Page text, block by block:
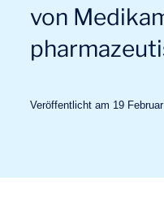
von
Veröffentlicht am 19